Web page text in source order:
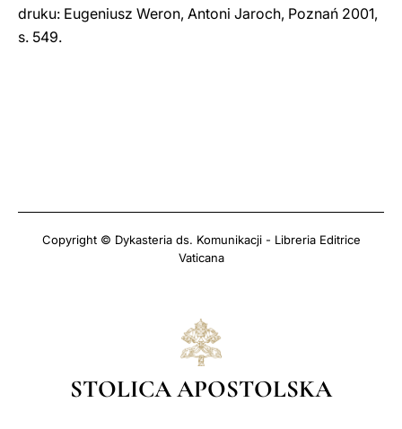
druku: Eugeniusz Weron, Antoni Jaroch, Poznań 2001,
s. 549.
Copyright © Dykasteria ds. Komunikacji - Libreria Editrice
Vaticana
STOLICA APOSTOLSKA